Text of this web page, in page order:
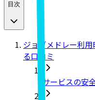
目次
ジョブメドレー利
る口コミ
サービスの安